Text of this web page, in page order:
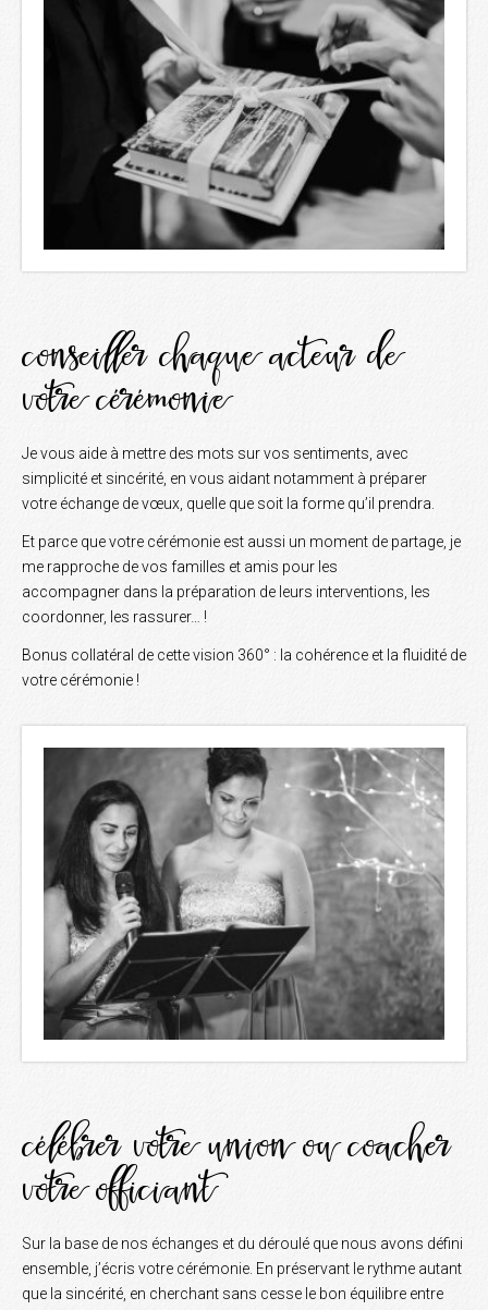
conseiller chaque acteur de
votre cérémonie
Je vous aide à mettre des mots sur vos sentiments, avec
simplicité et sincérité, en vous aidant notamment à préparer
votre échange de vœux, quelle que soit la forme qu’il prendra.
Et parce que votre cérémonie est aussi un moment de partage, je
me rapproche de vos familles et amis pour les
accompagner dans la préparation de leurs interventions, les
coordonner, les rassurer… !
Bonus collatéral de cette vision 360° : la cohérence et la fluidité de
votre cérémonie !
célébrer votre union ou coacher
votre officiant
Sur la base de nos échanges et du déroulé que nous avons défini
ensemble, j’écris votre cérémonie. En préservant le rythme autant
que la sincérité, en cherchant sans cesse le bon équilibre entre